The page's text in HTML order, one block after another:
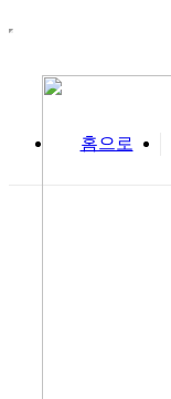
홈으로